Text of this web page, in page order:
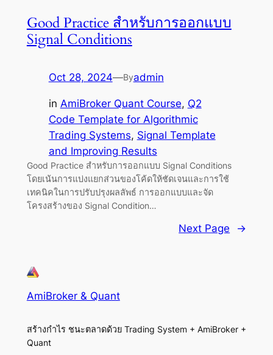
Good Practice สำหรับการออกแบบ
Signal Conditions
Oct 28, 2024—Byadmin
in AmiBroker Quant Course, Q2
Code Template for Algorithmic
Trading Systems, Signal Template
and Improving Results
Good Practice สำหรับการออกแบบ Signal Conditions
โดยเน้นการแบ่งแยกส่วนของโค้ดให้ชัดเจนและการใช้
เทคนิคในการปรับปรุงผลลัพธ์ การออกแบบและจัด
โครงสร้างของ Signal Condition…
Next Page →
AmiBroker & Quant
สร้างกำไร ชนะตลาดด้วย Trading System + AmiBroker +
Quant